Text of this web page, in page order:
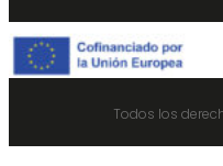
Todos los